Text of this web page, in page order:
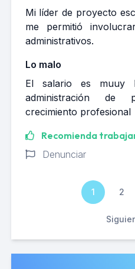
Mi líder de proyecto
me permitió
administrativos.
Lo malo
El salario es muuy
administración de
crecimiento profesional
Recomienda
Denunciar
1 2